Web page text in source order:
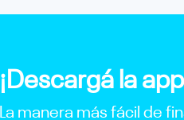
¡Descargá la
La manera más fácil de